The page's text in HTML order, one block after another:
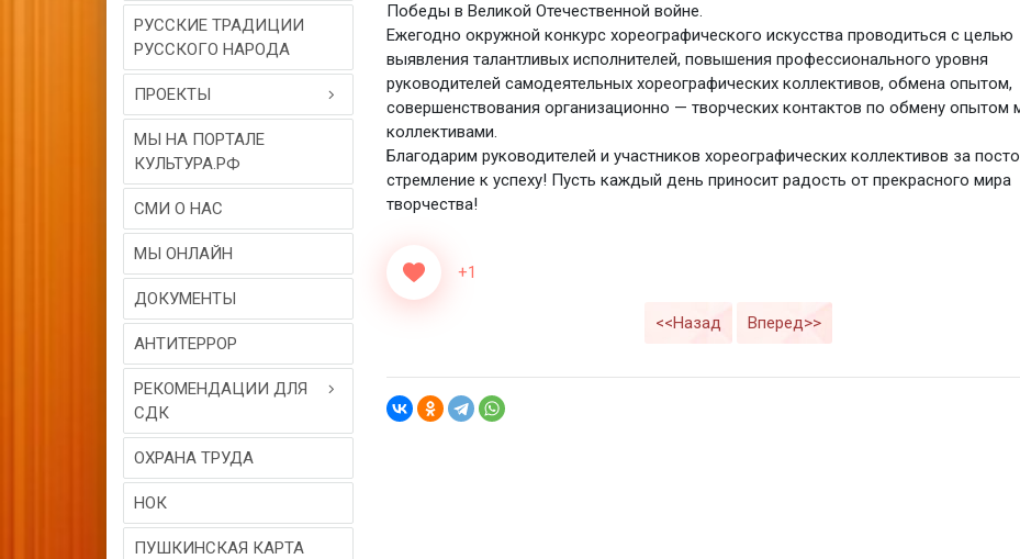
РУССКИЕ ТРАДИЦИИ
РУССКОГО НАРОДА
ПРОЕКТЫ
МЫ НА ПОРТАЛЕ
КУЛЬТУРА.РФ
СМИ О НАС
МЫ ОНЛАЙН
ДОКУМЕНТЫ
АНТИТЕРРОР
РЕКОМЕНДАЦИИ ДЛЯ
СДК
ОХРАНА ТРУДА
НОК
ПУШКИНСКАЯ КАРТА
Победы в Великой Отечественной войне.
Ежегодно окружной конкурс хореографического искусства проводиться с целью
выявления талантливых исполнителей, повышения профессионального уровня
руководителей самодеятельных хореографических коллективов, обмена опытом,
совершенствования организационно — творческих контактов по обмену опытом
коллективами.
Благодарим руководителей и участников хореографических коллективов за
стремление к успеху! Пусть каждый день приносит радость от прекрасного мира
творчества!
+1
<<Назад Вперед>>